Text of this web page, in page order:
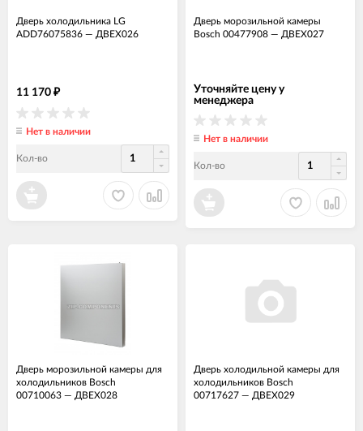
Дверь холодильника LG
ADD76075836 — ДВЕХ026
11 170 ₽
Нет в наличии
Кол-во
Дверь морозильной камеры
Bosch 00477908 — ДВЕХ027
Уточняйте цену у
менеджера
Нет в наличии
Кол-во
Дверь морозильной камеры для
холодильников Bosch
00710063 — ДВЕХ028
Дверь холодильной камеры для
холодильников Bosch
00717627 — ДВЕХ029